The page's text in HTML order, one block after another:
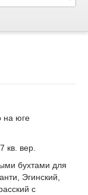
на юге
кв. вер.
бухтами для
Эгинский,
с